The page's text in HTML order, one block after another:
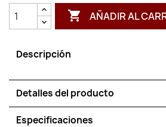
 AÑADIR AL
Descripción
Detalles del producto
Especificaciones